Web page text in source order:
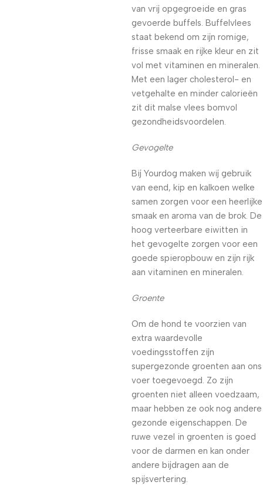
van vrij opgegroeide en gras
gevoerde buffels. Buffelvlees
staat bekend om zijn romige,
frisse smaak en rijke kleur en zit
vol met vitaminen en mineralen.
Met een lager cholesterol- en
vetgehalte en minder calorieën
zit dit malse vlees bomvol
gezondheidsvoordelen.
Gevogelte
Bij Yourdog maken wij gebruik
van eend, kip en kalkoen welke
samen zorgen voor een heerlijke
smaak en aroma van de brok. De
hoog verteerbare eiwitten in
het gevogelte zorgen voor een
goede spieropbouw en zijn rijk
aan vitaminen en mineralen.
Groente
Om de hond te voorzien van
extra waardevolle
voedingsstoffen zijn
supergezonde groenten aan ons
voer toegevoegd. Zo zijn
groenten niet alleen voedzaam,
maar hebben ze ook nog andere
gezonde eigenschappen. De
ruwe vezel in groenten is goed
voor de darmen en kan onder
andere bijdragen aan de
spijsvertering.